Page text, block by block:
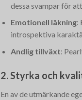
dessa svampar för
Emotionell läkning:
introspektiva
Andlig tillväxt:
2. Styrka och
En av de utmärkande